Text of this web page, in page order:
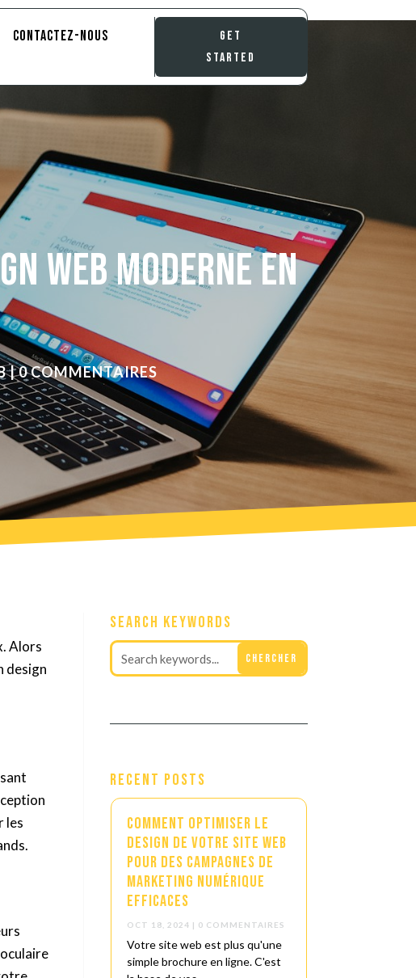
Contactez-nous
Get
Started
web moderne en
|0 COMMENTAIRES
Alors
design
les
Search Keywords
Recent Posts
Comment optimiser le
design de votre site web
pour des campagnes de
marketing numérique
efficaces
OCT 18, 2024 | 0 COMMENTAIRES
Votre site web est plus qu'une
simple brochure en ligne. C'est